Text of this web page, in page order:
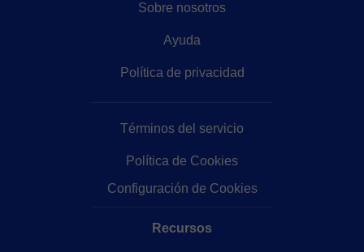
Sobre nosotros
Ayuda
Política de privacidad
Términos del servicio
Política de Cookies
Configuración de Cookies
Recursos